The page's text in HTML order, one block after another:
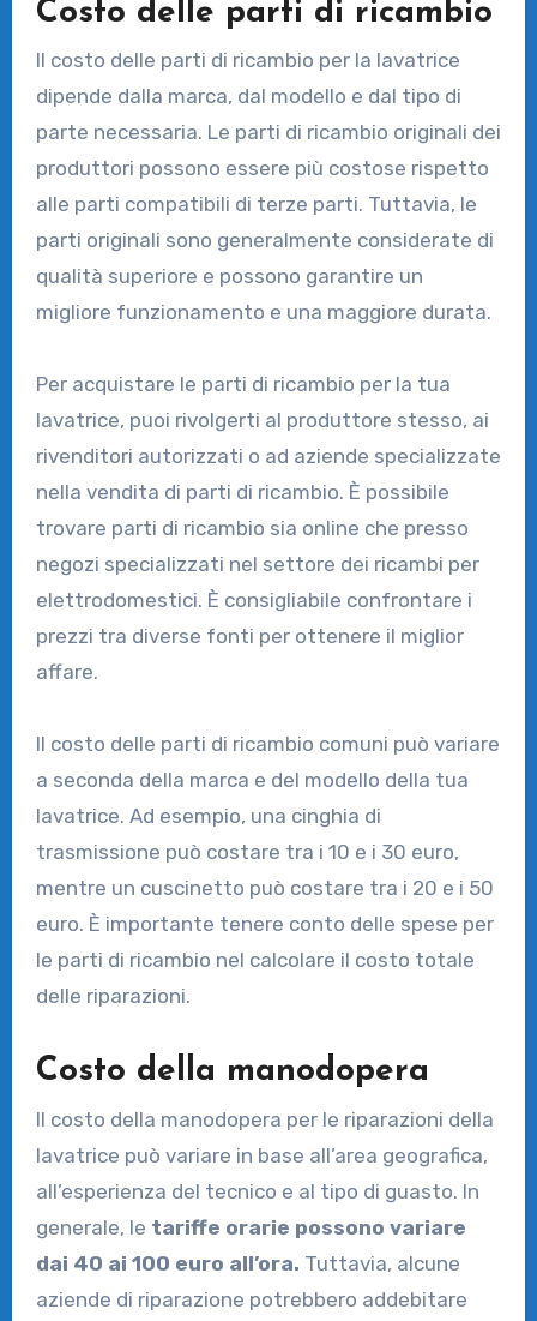
Costo delle parti di ricambio
Il costo delle parti di ricambio per la lavatrice
dipende dalla marca, dal modello e dal tipo di
parte necessaria. Le parti di ricambio originali dei
produttori possono essere più costose rispetto
alle parti compatibili di terze parti. Tuttavia, le
parti originali sono generalmente considerate di
qualità superiore e possono garantire un
migliore funzionamento e una maggiore durata.
Per acquistare le parti di ricambio per la tua
lavatrice, puoi rivolgerti al produttore stesso, ai
rivenditori autorizzati o ad aziende specializzate
nella vendita di parti di ricambio. È possibile
trovare parti di ricambio sia online che presso
negozi specializzati nel settore dei ricambi per
elettrodomestici. È consigliabile confrontare i
prezzi tra diverse fonti per ottenere il miglior
affare.
Il costo delle parti di ricambio comuni può variare
a seconda della marca e del modello della tua
lavatrice. Ad esempio, una cinghia di
trasmissione può costare tra i 10 e i 30 euro,
mentre un cuscinetto può costare tra i 20 e i 50
euro. È importante tenere conto delle spese per
le parti di ricambio nel calcolare il costo totale
delle riparazioni.
Costo della manodopera
Il costo della manodopera per le riparazioni della
lavatrice può variare in base all’area geografica,
all’esperienza del tecnico e al tipo di guasto. In
generale, le tariffe orarie possono variare
dai 40 ai 100 euro all’ora. Tuttavia, alcune
aziende di riparazione potrebbero addebitare